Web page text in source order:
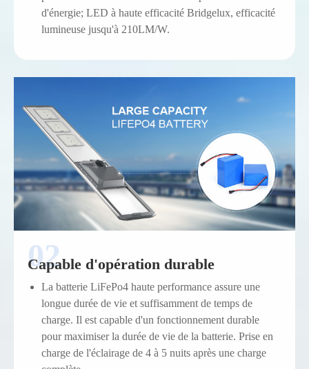
d'énergie; LED à haute efficacité Bridgelux, efficacité
lumineuse jusqu'à 210LM/W.
Capable d'opération durable
La batterie LiFePo4 haute performance assure une
longue durée de vie et suffisamment de temps de
charge. Il est capable d'un fonctionnement durable
pour maximiser la durée de vie de la batterie. Prise en
charge de l'éclairage de 4 à 5 nuits après une charge